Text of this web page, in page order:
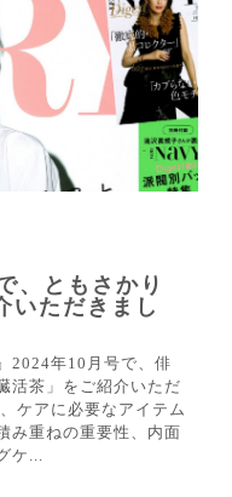
、ともさかり
いただきまし
2024年10月号で、俳
活茶」をご紹介いただ
ケアに必要なアイテム
み重ねの重要性、内面
ケ...